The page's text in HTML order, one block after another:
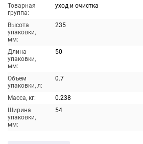
Товарная
группа:
уход и очистка
Высота
упаковки,
мм:
235
Длина
упаковки,
мм:
50
Объем
упаковки, л:
0.7
Масса, кг:
0.238
Ширина
упаковки,
мм:
54